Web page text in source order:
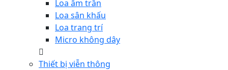
Loa âm trần
Loa sân khấu
Loa trang trí
Micro không dây
Thiết bị viễn thông